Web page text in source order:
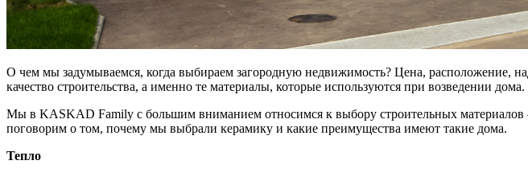
О чем мы задумываемся, когда выбираем загородную недвижимость? Цена, расположение,
качество строительства, а именно те материалы, которые используются при возведении
Мы в KASKAD Family с большим вниманием относимся к выбору строительных материалов
поговорим о том, почему мы выбрали керамику и какие преимущества имеют такие дома.
Тепло